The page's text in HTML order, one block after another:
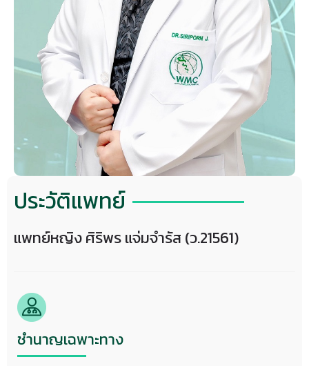
ประวัติแพทย์
แพทย์หญิง ศิริพร แจ่มจำรัส (ว.21561)
ชำนาญเฉพาะทาง